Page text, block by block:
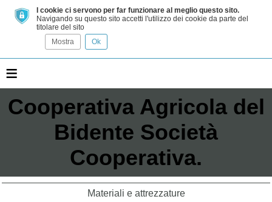
I cookie ci servono per far funzionare al meglio questo sito.
Navigando su questo sito accetti l'utilizzo dei cookie da parte del
titolare del sito
Mostra
Ok
≡
Cooperativa Agricola del
Bidente Società
Cooperativa.
Materiali e attrezzature